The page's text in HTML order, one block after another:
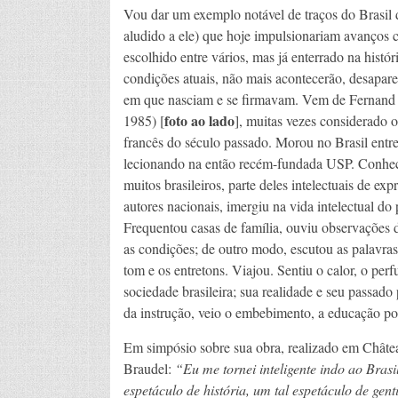
Vou dar um exemplo notável de traços do Brasil
aludido a ele) que hoje impulsionariam avanços
escolhido entre vários, mas já enterrado na
condições atuais, não mais acontecerão,
em que nasciam e se firmavam. Vem de
1985) [foto ao lado], muitas vezes considerado
francês do século passado. Morou no Brasil
lecionando na então recém-fundada USP.
muitos brasileiros, parte deles intelectuais de
autores nacionais, imergiu na vida intelectual do
Frequentou casas de família, ouviu observações
as condições; de outro modo, escutou as
tom e os entretons. Viajou. Sentiu o calor, o
sociedade brasileira; sua realidade e seu
da instrução, veio o embebimento, a educação
Em simpósio sobre sua obra, realizado em
Braudel: “Eu me tornei inteligente indo ao
espetáculo de história, um tal espetáculo de